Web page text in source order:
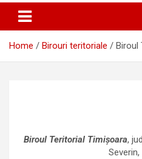
Home Birouri teritoriale Biroul
Biroul Teritorial Timișoara,